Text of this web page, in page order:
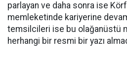
parlayan ve daha sonra ise
memleketinde kariyerine
temsilcileri ise bu olağanüstü
herhangi bir resmi bir yazı